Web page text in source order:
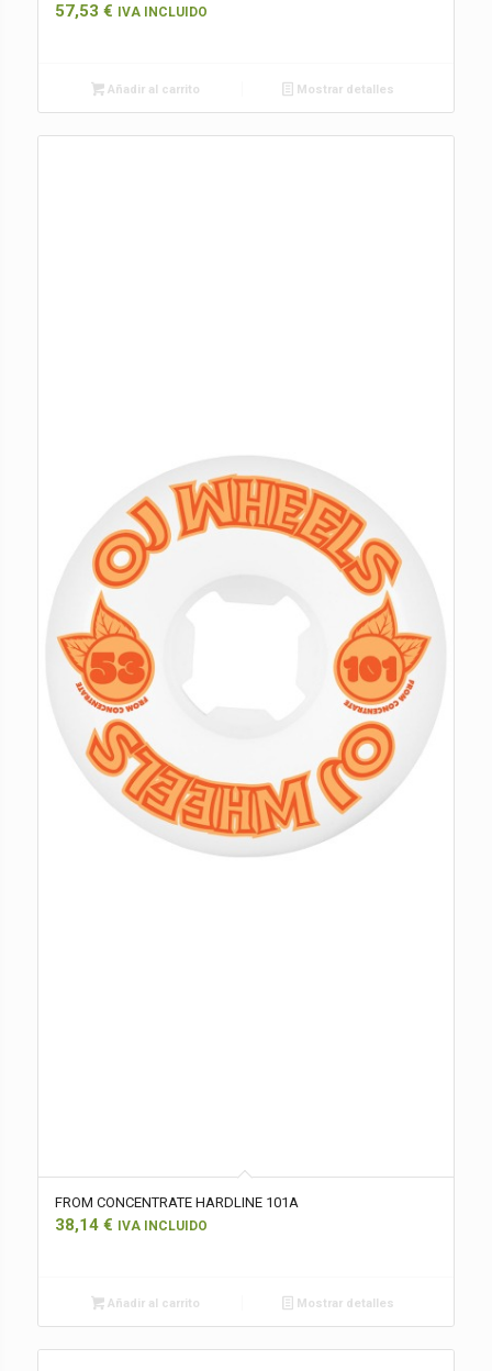
57,53 € IVA INCLUIDO
Añadir al carrito Mostrar detalles
FROM CONCENTRATE HARDLINE 101A
38,14 € IVA INCLUIDO
Añadir al carrito Mostrar detalles